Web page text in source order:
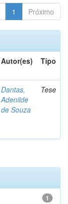
1 Próximo
Autor(es) Tipo
Dantas,
Adenilde
de Souza
Tese
1